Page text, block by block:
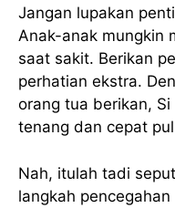
Jangan lupakan
Anak-anak mungkin
saat sakit. Berikan
perhatian ekstra.
orang tua berikan,
tenang dan cepat
Nah, itulah tadi
langkah